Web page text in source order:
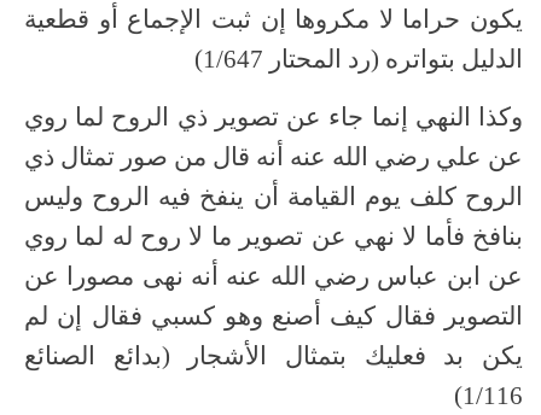
يكون حراما لا مكروها إن ثبت الإجماع أو قطعية
الدليل بتواتره (رد المحتار 1/647)
وكذا النهي إنما جاء عن تصوير ذي الروح لما روي
عن علي رضي الله عنه أنه قال من صور تمثال ذي
الروح كلف يوم القيامة أن ينفخ فيه الروح وليس
بنافخ فأما لا نهي عن تصوير ما لا روح له لما روي
عن ابن عباس رضي الله عنه أنه نهى مصورا عن
التصوير فقال كيف أصنع وهو كسبي فقال إن لم
يكن بد فعليك بتمثال الأشجار (بدائع الصنائع
1/116)